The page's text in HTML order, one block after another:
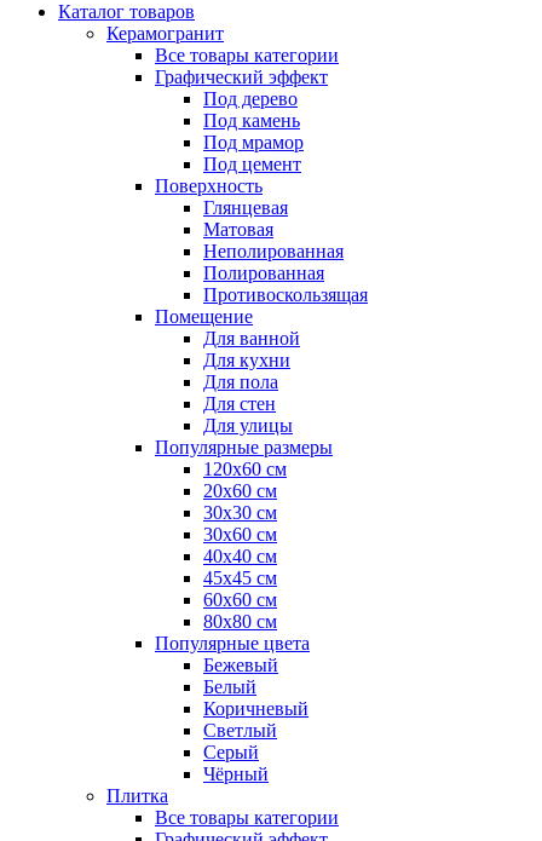
Каталог товаров
Керамогранит
Все товары категории
Графический эффект
Под дерево
Под камень
Под мрамор
Под цемент
Поверхность
Глянцевая
Матовая
Неполированная
Полированная
Противоскользящая
Помещение
Для ванной
Для кухни
Для пола
Для стен
Для улицы
Популярные размеры
120x60 см
20x60 см
30x30 см
30x60 см
40x40 см
45x45 см
60x60 см
80x80 см
Популярные цвета
Бежевый
Белый
Коричневый
Светлый
Серый
Чёрный
Плитка
Все товары категории